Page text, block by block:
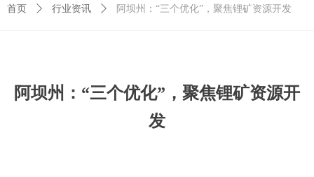
阿坝州：“三个优化”，聚焦锂矿资源开
发
首页 ꄲ 行业资讯 ꄲ 阿坝州：“三个优化”，聚焦锂矿资源开发